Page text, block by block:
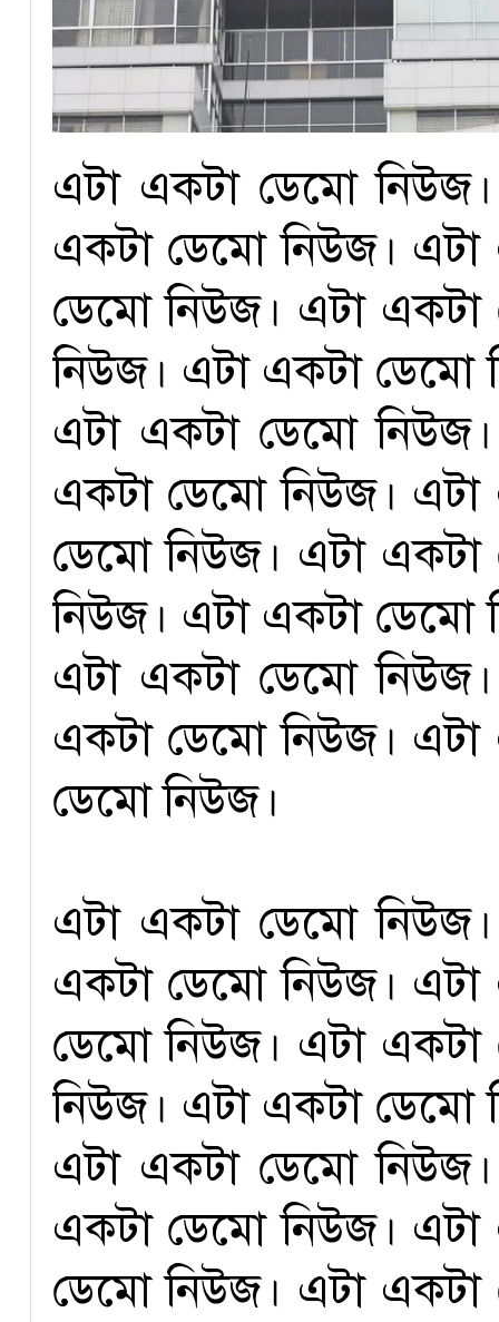
এটা একটা ডেমো
একটা ডেমো নিউজ।
ডেমো নিউজ। এটা
নিউজ। এটা একটা ডেমো
এটা একটা ডেমো
একটা ডেমো নিউজ।
ডেমো নিউজ। এটা
নিউজ। এটা একটা ডেমো
এটা একটা ডেমো
একটা ডেমো নিউজ।
ডেমো নিউজ।
এটা একটা ডেমো
একটা ডেমো নিউজ।
ডেমো নিউজ। এটা
নিউজ। এটা একটা ডেমো
এটা একটা ডেমো
একটা ডেমো নিউজ।
ডেমো নিউজ। এটা